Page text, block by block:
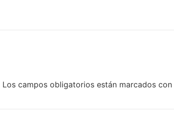
Los campos obligatorios están marcados